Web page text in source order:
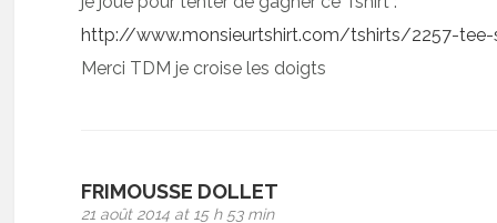
http://www.monsieurtshirt.com/tshirts/2257-tee-
Merci TDM je croise les doigts
FRIMOUSSE DOLLET
21 août 2014 at 15 h 53 min